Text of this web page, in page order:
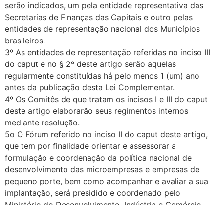
serão indicados, um pela entidade representativa das
Secretarias de Finanças das Capitais e outro pelas
entidades de representação nacional dos Municípios
brasileiros.
3º As entidades de representação referidas no inciso III
do caput e no § 2º deste artigo serão aquelas
regularmente constituídas há pelo menos 1 (um) ano
antes da publicação desta Lei Complementar.
4º Os Comitês de que tratam os incisos I e III do caput
deste artigo elaborarão seus regimentos internos
mediante resolução.
5o O Fórum referido no inciso II do caput deste artigo,
que tem por finalidade orientar e assessorar a
formulação e coordenação da política nacional de
desenvolvimento das microempresas e empresas de
pequeno porte, bem como acompanhar e avaliar a sua
implantação, será presidido e coordenado pelo